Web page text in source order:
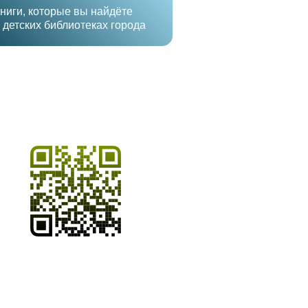
которые вы найдёте
детских библиотеках города